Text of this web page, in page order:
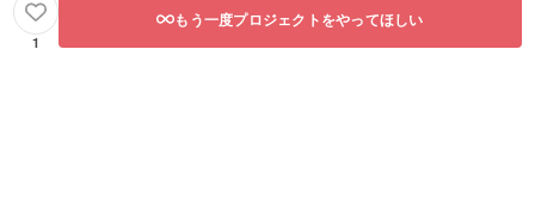
1
もう一度プロジェクトをやってほしい